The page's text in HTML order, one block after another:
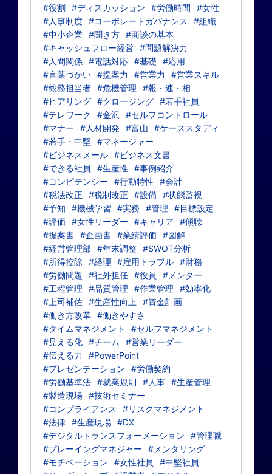
#役割 #ディスカッション #労働時間
#女性
#人事制度 #コーポレートガバナンス
#組織
#中小企業 #聞き方 #商談の基本
#キャッシュフロー経営 #問題解決力
#人間関係 #電話対応 #基礎
#応用
#言葉づかい #提案力 #営業力
#営業スキル
#総務担当者 #危機管理
#報・連・相
#ヒアリング #クロージング #若手社員
#テレワーク
#金沢
#セルフコントロール
#マナー
#人材開発 #富山
#ケーススタディ
#若手・中堅 #マネージャー
#ビジネスメール #ビジネス文書
#できる社員
#生産性
#事例紹介
#コンピテンシー
#行動特性
#会計
#税法改正
#税制改正 #設備 #状態監視
#予知
#機械学習 #実務 #管理
#目標設定
#評価
#女性リーダー #キャリア
#傾聴
#提案書 #企画書 #業績評価
#図解
#経営管理部 #年末調整 #SWOT分析
#所得控除
#経理 #雇用トラブル #財務
#労働問題
#社外担任 #役員
#メンター
#工程管理
#品質管理 #作業管理
#効率化
#上司補佐 #生産性向上
#資金計画
#働き方改革 #働きやすさ
#タイムマネジメント
#セルフマネジメント
#見える化 #チーム
#営業リーダー
#伝える力
#PowerPoint
#プレゼンテーション
#労働契約
#労働基準法 #就業規則 #人事 #生産管理
#製造現場 #技術セミナー
#コンプライアンス
#リスクマネジメント
#法律 #生産現場 #DX
#デジタルトランスフォーメーション
#管理職
#プレーイングマネジャー
#メンタリング
#モチベーション
#女性社員
#中堅社員